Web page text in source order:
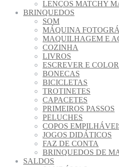
LENÇOS MATCHY
BRINQUEDOS
SOM
MÁQUINA
MAQUILHAGEM E
COZINHA
LIVROS
ESCREVER E
BONECAS
BICICLETAS
TROTINETES
CAPACETES
PRIMEIROS PASSOS
PELUCHES
COPOS
JOGOS DIDÁTICOS
FAZ DE CONTA
BRINQUEDOS DE
SALDOS